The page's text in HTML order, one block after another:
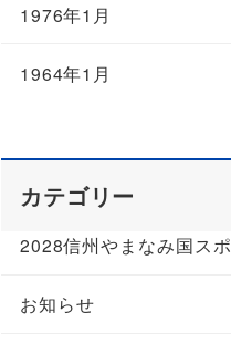
1976年1月
1964年1月
カテゴリー
2028信州やまなみ国スポ
お知らせ